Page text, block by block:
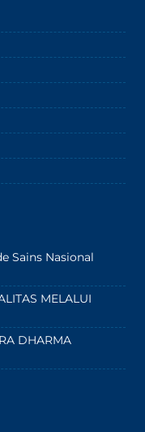
Sains Nasional
MELALUI
DHARMA